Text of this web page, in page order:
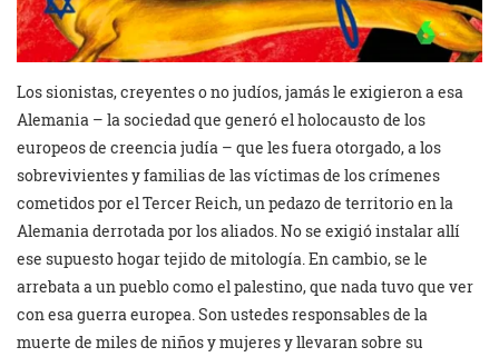
Los sionistas, creyentes o no judíos, jamás le exigieron a esa
Alemania – la sociedad que generó el holocausto de los
europeos de creencia judía – que les fuera otorgado, a los
sobrevivientes y familias de las víctimas de los crímenes
cometidos por el Tercer Reich, un pedazo de territorio en la
Alemania derrotada por los aliados. No se exigió instalar allí
ese supuesto hogar tejido de mitología. En cambio, se le
arrebata a un pueblo como el palestino, que nada tuvo que ver
con esa guerra europea. Son ustedes responsables de la
muerte de miles de niños y mujeres y llevaran sobre su